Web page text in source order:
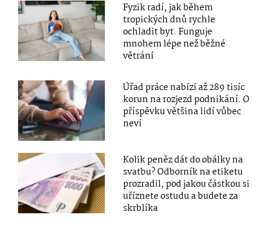
Fyzik radí, jak během
tropických dnů rychle
ochladit byt. Funguje
mnohem lépe než běžné
větrání
Úřad práce nabízí až 289 tisíc
korun na rozjezd podnikání. O
příspěvku většina lidí vůbec
neví
Kolik peněz dát do obálky na
svatbu? Odborník na etiketu
prozradil, pod jakou částkou si
uříznete ostudu a budete za
skrblíka